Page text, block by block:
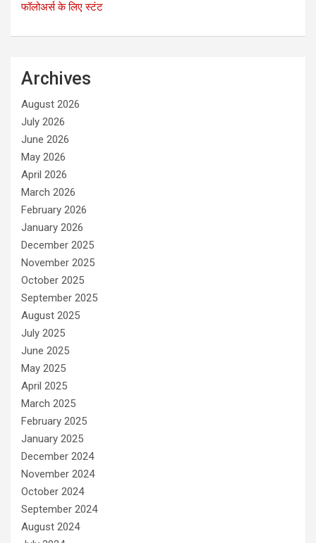
फॉलोअर्स के लिए स्टंट
Archives
August 2026
July 2026
June 2026
May 2026
April 2026
March 2026
February 2026
January 2026
December 2025
November 2025
October 2025
September 2025
August 2025
July 2025
June 2025
May 2025
April 2025
March 2025
February 2025
January 2025
December 2024
November 2024
October 2024
September 2024
August 2024